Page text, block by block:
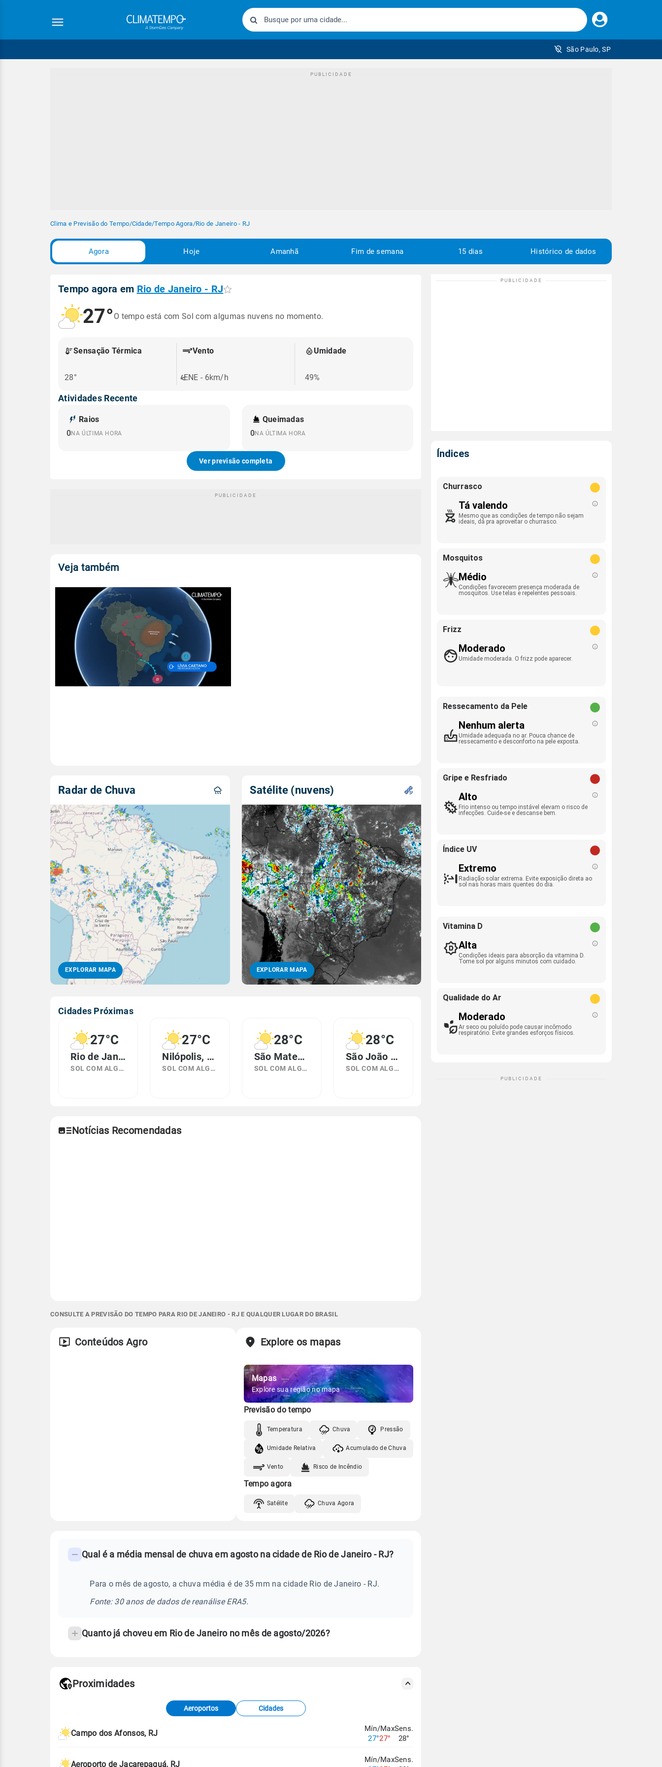
Faça
seu
São Paulo, SP
Clima e Previsão do Tempo/Cidade/Tempo Agora/Rio de Janeiro - RJ
Agora Hoje Amanhã Fim de semana 15 dias Histórico de dados
Tempo agora em Rio de Janeiro - RJ
27° O tempo está com Sol com algumas nuvens no momento.
Sensação Térmica
28°
Vento
ENE - 6km/h
Umidade
49%
Atividades Recente
Raios
0NA ÚLTIMA HORA
Queimadas
0NA ÚLTIMA HORA
Ver previsão completa
Veja também
Radar de Chuva
EXPLORAR MAPA
Satélite (nuvens)
EXPLORAR MAPA
Cidades Próximas
27°C
Rio de Janeiro, RJ
SOL COM ALGUMAS NUVENS
27°C
Nilópolis, RJ
SOL COM ALGUMAS NUVENS
28°C
São Mateus, RJ
SOL COM ALGUMAS NUVENS
28°C
São João de Meriti, RJ
SOL COM ALGUMAS NUVENS
Notícias Recomendadas
CONSULTE A PREVISÃO DO TEMPO PARA RIO DE JANEIRO - RJ E QUALQUER LUGAR DO BRASIL
Conteúdos Agro Explore os mapas
Mapas
Explore sua região no mapa
Previsão do tempo
Temperatura Chuva Pressão
Umidade Relativa Acumulado de Chuva
Vento Risco de Incêndio
Tempo agora
Satélite Chuva Agora
frequentes
temperatura
Qual é a média mensal de chuva em agosto na cidade de Rio de Janeiro - RJ?
Para o mês de agosto, a chuva média é de 35 mm na cidade Rio de Janeiro - RJ.
Fonte: 30 anos de dados de reanálise ERA5.
Quanto já choveu em Rio de Janeiro no mês de agosto/2026?
de Tempo e Estudos Climáticos (CPTEC).
Proximidades
Aeroportos Cidades
Campo dos Afonsos, RJ
Mín/Max
27°27°
Sens.
28°
Aeroporto de Jacarepaguá, RJ
Mín/MaxSens.
Índices
Churrasco
Tá valendo
Mesmo que as condições de tempo não sejam
ideais, dá pra aproveitar o churrasco.
Mosquitos
Médio
Condições favorecem presença moderada de
mosquitos. Use telas e repelentes pessoais.
Frizz
Moderado
Umidade moderada. O frizz pode aparecer.
Ressecamento da Pele
Nenhum alerta
Umidade adequada no ar. Pouca chance de
ressecamento e desconforto na pele exposta.
Gripe e Resfriado
Alto
Frio intenso ou tempo instável elevam o risco de
infecções. Cuide-se e descanse bem.
Índice UV
Extremo
Radiação solar extrema. Evite exposição direta ao
sol nas horas mais quentes do dia.
Vitamina D
Alta
Condições ideais para absorção da vitamina D.
Tome sol por alguns minutos com cuidado.
Qualidade do Ar
Moderado
Ar seco ou poluído pode causar incômodo
respiratório. Evite grandes esforços físicos.